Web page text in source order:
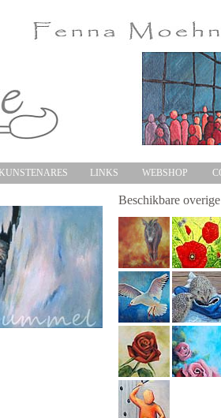
KUNSTENARES LINKS WEBSHOP
Beschikbare